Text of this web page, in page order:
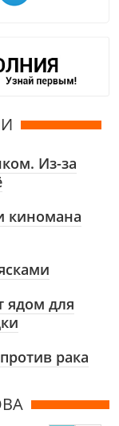
Из-за
киномана
ядом для
рака